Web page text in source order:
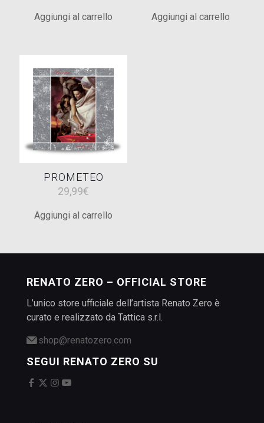
Aggiungi al carrello Aggiungi al carrello
PROMETEO
29,99€
Aggiungi al carrello
RENATO ZERO – OFFICIAL STORE
L’unico store ufficiale dell’artista Renato Zero è
curato e realizzato da Tattica s.r.l.
shop@renatozero.com
SEGUI RENATO ZERO SU